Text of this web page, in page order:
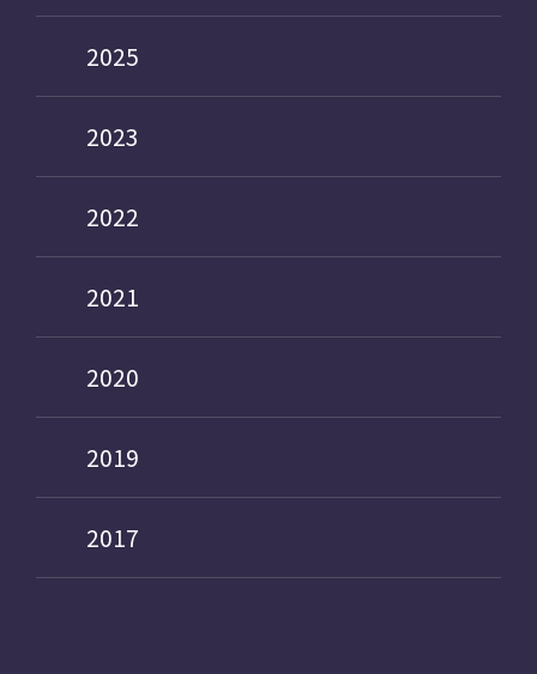
2025
2023
2022
2021
2020
2019
2017